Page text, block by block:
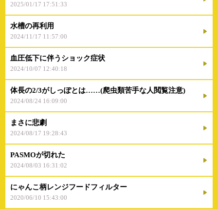
2025/01/17 17:51:33
水槽の再利用
2024/11/17 11:57:00
血圧低下に伴うショック症状
2024/10/07 12:40:18
体長の2/3がしっぽとは……(爬虫類苦手な人閲覧注意)
2024/08/24 16:09:00
まさに悲劇
2024/08/17 19:28:43
PASMOが切れた
2024/08/03 16:31:02
にゃんこ柄レンジフードフィルター
2020/06/10 15:43:00